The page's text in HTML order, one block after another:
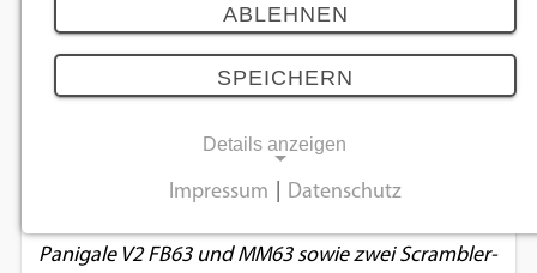
Ducati mit vielseitigem Programm auf
der EICMA
14.11.2025
Die neue Hypermotard V2, neue Lackierungen für
Panigale V2 FB63 und MM63 sowie zwei Scrambler-
ABLEHNEN
SPEICHERN
Details anzeigen
Notwendige Cookies ermöglichen
Impressum Datenschutz